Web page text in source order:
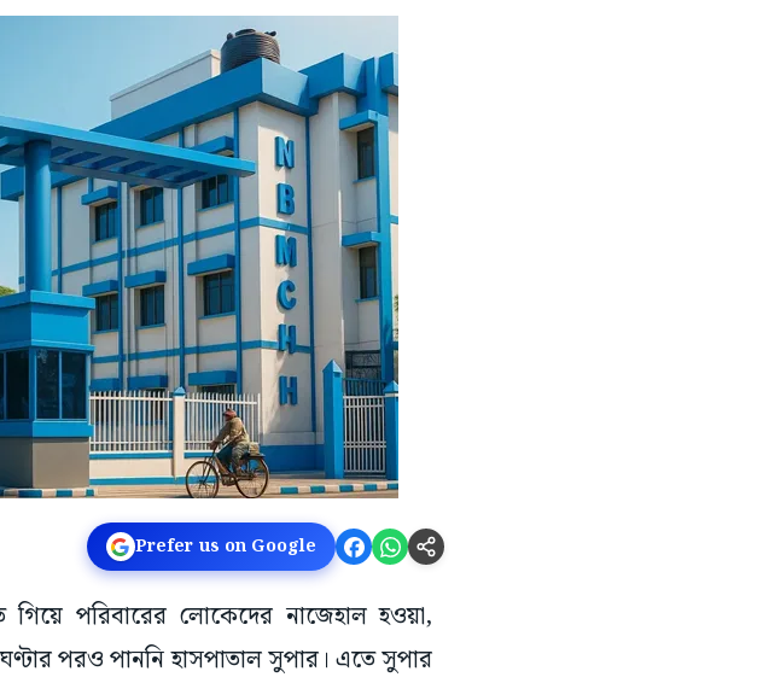
Prefer us on Google
গিয়ে পরিবারের লোকেদের নাজেহাল হওয়া,
ঘণ্টার পরও পাননি হাসপাতাল সুপার। এতে সুপার